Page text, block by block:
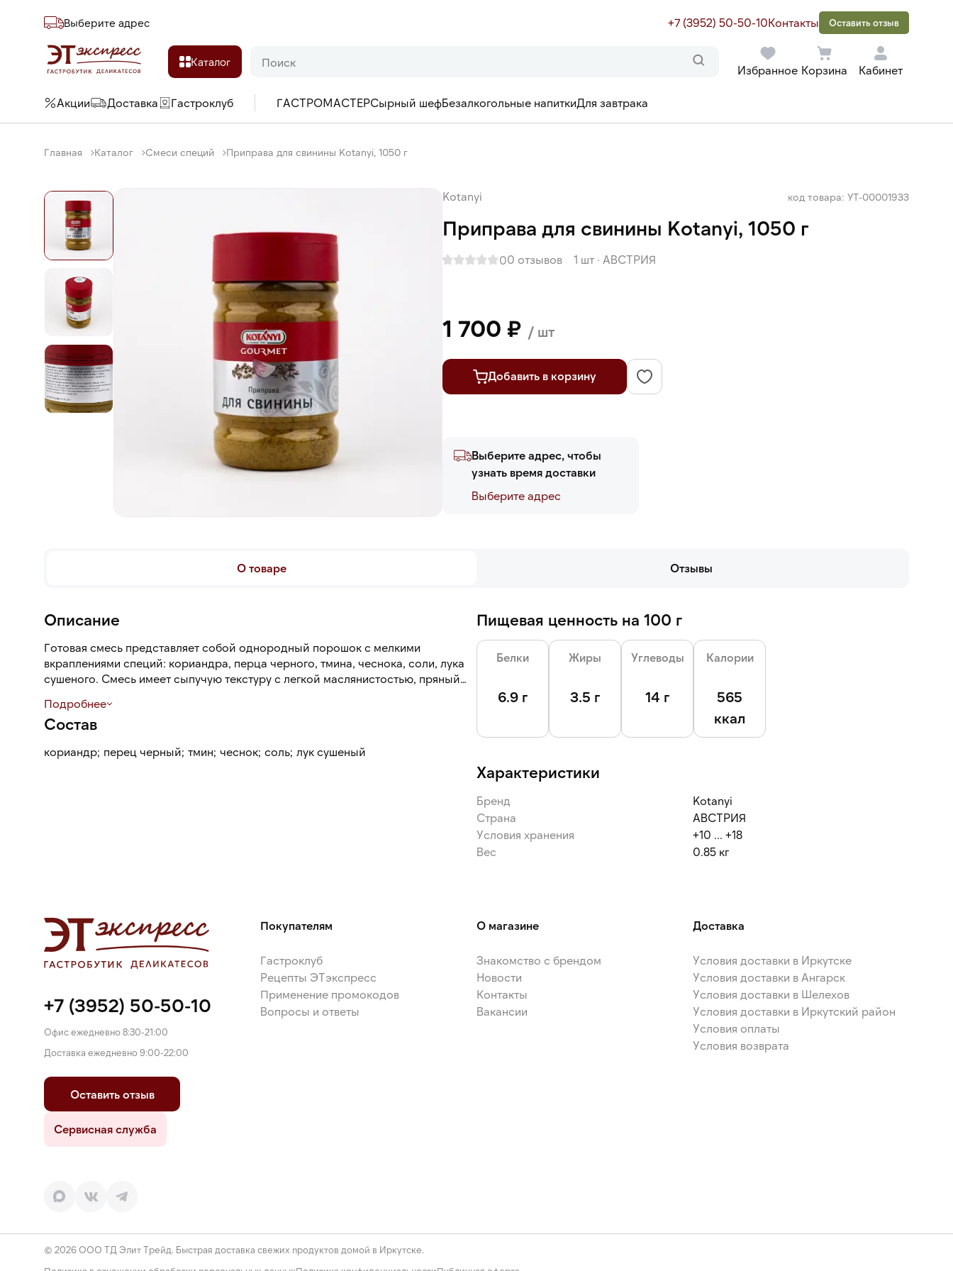
Выберите адреc +7 (3952) 50-50-10Контакты Оставить отзыв
Каталог
Избранное Корзина Кабинет
Акции Доставка Гастроклуб ГАСТРОМАСТЕРСырный шефБезалкогольные напиткиДля завтрака
Главная Каталог Смеси специй Приправа для свинины Kotanyi, 1050 г
Kotanyi код товара: УТ-00001933
Приправа для свинины Kotanyi, 1050 г
00 отзывов 1 шт · АВСТРИЯ
1 700 ₽ / шт
Добавить в корзину
Выберите адрес, чтобы
узнать время доставки
Выберите адреc
О товаре Отзывы
Описание
Готовая смесь представляет собой однородный порошок с мелкими
вкраплениями специй: кориандра, перца черного, тмина, чеснока, соли, лука
сушеного. Смесь имеет сыпучую текстуру с легкой маслянистостью, пряный
Подробнее
Состав
кориандр; перец черный; тмин; чеснок; соль; лук сушеный
Пищевая ценность на 100 г
Белки
6.9 г
Жиры
3.5 г
Углеводы
14 г
Калории
565
ккал
Характеристики
Бренд
Kotanyi
Страна
АВСТРИЯ
Условия хранения
+10 ... +18
Вес
0.85 кг
+7 (3952) 50-50-10
Офис ежедневно 8:30-21:00
Доставка ежедневно 9:00-22:00
Оставить отзыв
Сервисная служба
Покупателям
Гастроклуб
Рецепты ЭТэкспресс
Применение промокодов
Вопросы и ответы
О магазине
Знакомство с брендом
Новости
Контакты
Вакансии
Доставка
Условия доставки в Иркутске
Условия доставки в Ангарск
Условия доставки в Шелехов
Условия доставки в Иркутский район
Условия оплаты
Условия возврата
© 2026 ООО ТД Элит Трейд. Быстрая доставка свежих продуктов домой в Иркутске.